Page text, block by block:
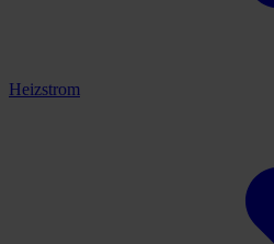
Heizstrom